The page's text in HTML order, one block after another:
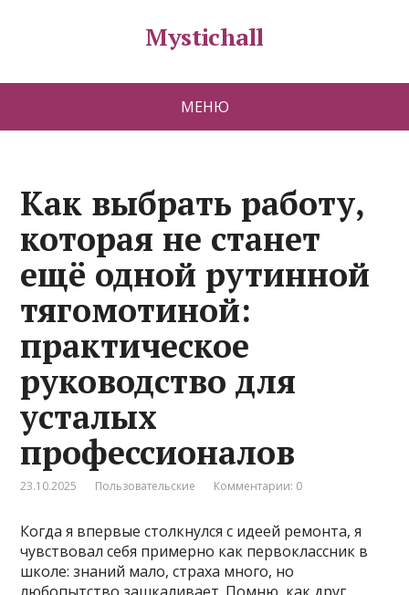
Mystichall
МЕНЮ
Как выбрать работу,
которая не станет
ещё одной рутинной
тягомотиной:
практическое
руководство для
усталых
профессионалов
23.10.2025 Пользовательские Комментарии: 0
Когда я впервые столкнулся с идеей ремонта, я
чувствовал себя примерно как первоклассник в
школе: знаний мало, страха много, но